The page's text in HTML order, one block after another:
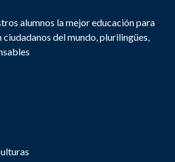
alumnos la mejor educación para
ciudadanos del mundo, plurilingües,